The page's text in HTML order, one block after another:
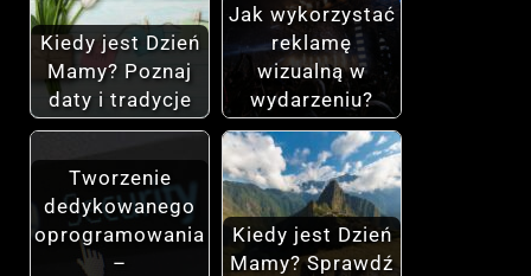
Kiedy jest Dzień
Mamy? Poznaj
daty i tradycje
Jak wykorzystać
reklamę
wizualną w
wydarzeniu?
Tworzenie
dedykowanego
oprogramowania
–
Kiedy jest Dzień
Mamy? Sprawdź